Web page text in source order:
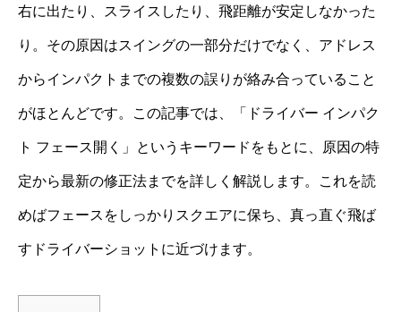
右に出たり、スライスしたり、飛距離が安定しなかった
り。その原因はスイングの一部分だけでなく、アドレス
からインパクトまでの複数の誤りが絡み合っていること
がほとんどです。この記事では、「ドライバー インパク
ト フェース開く」というキーワードをもとに、原因の特
定から最新の修正法までを詳しく解説します。これを読
めばフェースをしっかりスクエアに保ち、真っ直ぐ飛ば
すドライバーショットに近づけます。